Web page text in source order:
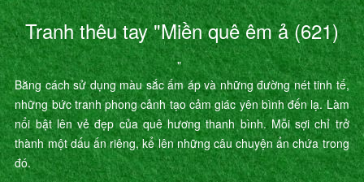
Tranh thêu tay "Miền quê êm ả (621)
"
Bằng cách sử dụng màu sắc ấm áp và những đường nét tinh tế,
những bức tranh phong cảnh tạo cảm giác yên bình đến lạ. Làm
nổi bật lên vẻ đẹp của quê hương thanh bình. Mỗi sợi chỉ trở
thành một dấu ấn riêng, kể lên những câu chuyện ẩn chứa trong
đó.